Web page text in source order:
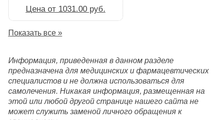
Цена от 1031.00 руб.
Показать все »
Информация, приведенная в данном разделе
предназначена для медицинских и фармацевтических
специалистов и не должна использоваться для
самолечения. Никакая информация, размещенная на
этой или любой другой странице нашего сайта не
может служить заменой личного обращения к